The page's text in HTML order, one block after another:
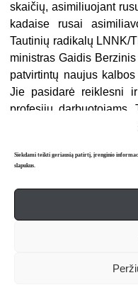
Siekdami teikti geriausią patirtį, įrenginio
slapukus.
skaičių, asimiliuojant
kadaise rusai
Tautinių radikalų LNNK/
ministras Gaidis
patvirtintų naujus
Jie pasidarė reiklesni
profesijų darbuotojams.
priimtas įstatymas,
Rusijos ir Europos
Stalingradas!“ Tačiau
2008 m. liepos 18 d.